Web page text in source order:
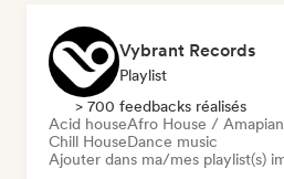
Vybrant Records
Playlist
> 700 feedbacks réalisés
Acid houseAfro House /
Chill HouseDance music
Ajouter dans ma/mes playlist(s)